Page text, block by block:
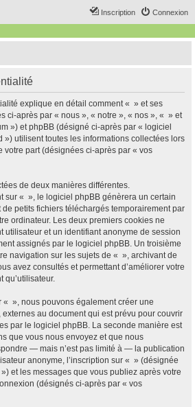
Connexion
Inscription
explique en détail comment « » et ses
ci-après par « nous », « notre », « nos », « » et
») et phpBB (désigné ci-après par « logiciel
») utilisent toutes les informations collectées lors
votre part (désignées ci-après par « vos
de deux manières différentes.
sur « », le logiciel phpBB génèrera un certain
petits fichiers téléchargés temporairement par
ordinateur. Les deux premiers cookies ne
utilisateur et un identifiant anonyme de session
assignés par le logiciel phpBB. Un troisième
navigation sur les sujets de « », archivant de
avez consultés et permettant d’améliorer votre
qu’utilisateur.
« », nous pouvons également créer une
au document qui est prévu pour couvrir
par le logiciel phpBB. La seconde manière est
que vous nous envoyez et que nous
— mais n’est pas limité à — la publication
anonyme, l’inscription sur « » (désignée
et les messages que vous publiez après votre
(désignés ci-après par « vos